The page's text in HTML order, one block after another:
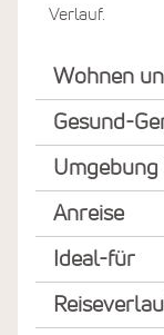
Verlauf.
Wohnen
Gesund-
Umgebung
Anreise
Ideal-für